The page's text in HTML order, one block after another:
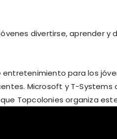
divertirse, aprender y
para los
Microsoft y T-Systems
Topcolonies organiza